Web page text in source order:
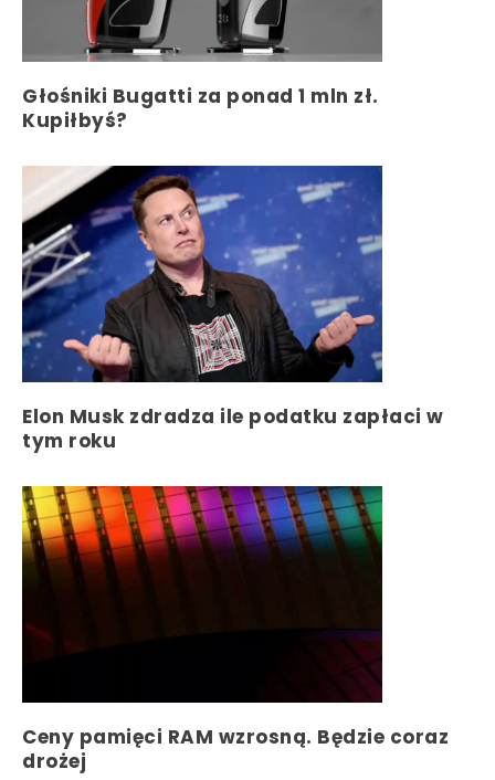
Głośniki Bugatti za ponad 1 mln zł.
Kupiłbyś?
Elon Musk zdradza ile podatku zapłaci w
tym roku
Ceny pamięci RAM wzrosną. Będzie coraz
drożej